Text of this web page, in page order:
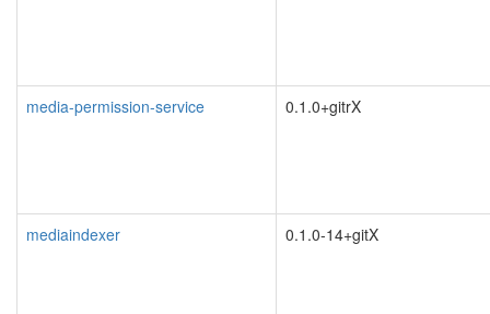
media-permission-service 0.1.0+gitrX
mediaindexer 0.1.0-14+gitX